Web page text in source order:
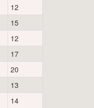
12
15
12
17
20
13
14